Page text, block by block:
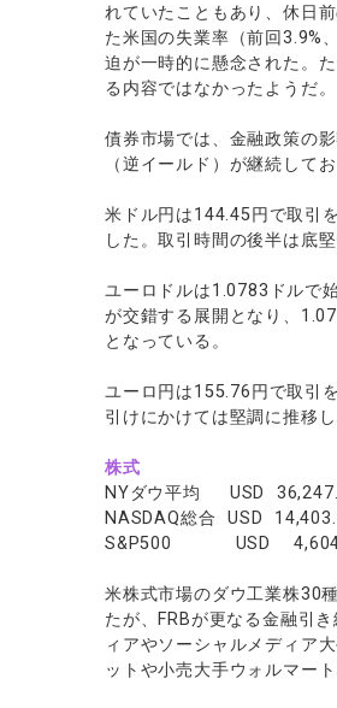
れていたこともあり、休日
た米国の失業率（前回3.9%
迫が一時的に懸念された。
る内容ではなかったようだ。
債券市場では、金融政策の
（逆イールド）が継続して
米ドル円は144.45円で取引
した。取引時間の後半は底
ユーロドルは1.0783ドルで
が交錯する展開となり、
となっている。
ユーロ円は155.76円で取引
引けにかけては堅調に推移
株式
NYダウ平均 USD
NASDAQ総合 USD
S&P500 USD
米株式市場のダウ工業株30
たが、FRBが更なる金融引
ィアやソーシャルメディア
ットや小売大手ウォルマー